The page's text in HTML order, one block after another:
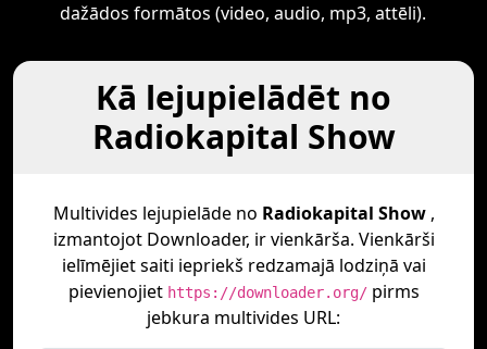
dažādos formātos (video, audio, mp3, attēli).
Kā lejupielādēt no
Radiokapital Show
Multivides lejupielāde no Radiokapital Show,
izmantojot Downloader, ir vienkārša. Vienkārši
ielīmējiet saiti iepriekš redzamajā lodziņā vai
pievienojiet https://downloader.org/pirms
jebkura multivides URL: